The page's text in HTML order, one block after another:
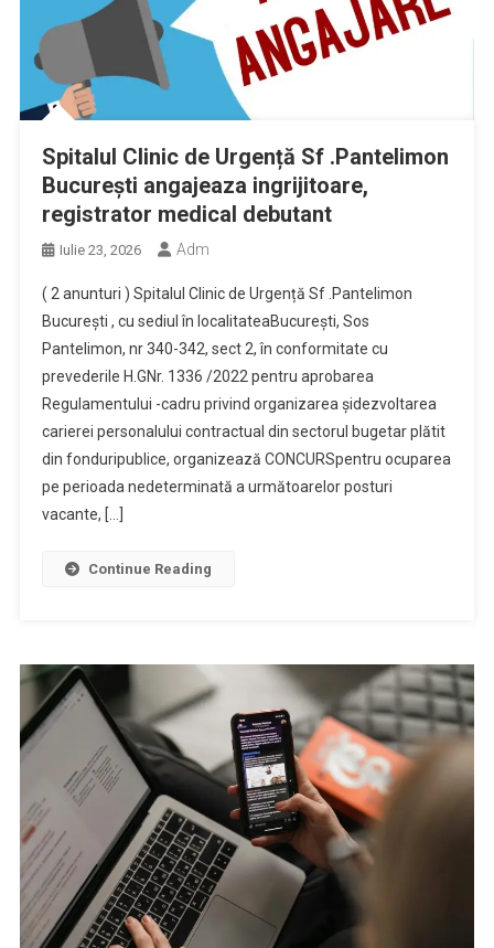
Spitalul Clinic de Urgență Sf .Pantelimon
București angajeaza ingrijitoare,
registrator medical debutant
Iulie 23, 2026 Adm
( 2 anunturi ) Spitalul Clinic de Urgență Sf .Pantelimon
București , cu sediul în localitateaBucurești, Sos
Pantelimon, nr 340-342, sect 2, în conformitate cu
prevederile H.GNr. 1336 /2022 pentru aprobarea
Regulamentului -cadru privind organizarea șidezvoltarea
carierei personalului contractual din sectorul bugetar plătit
din fonduripublice, organizează CONCURSpentru ocuparea
pe perioada nedeterminată a următoarelor posturi
vacante, […]
Continue Reading